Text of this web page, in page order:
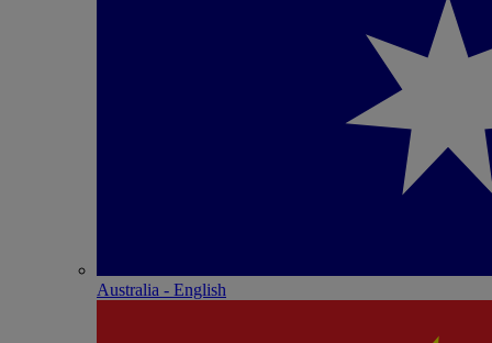
Australia - English